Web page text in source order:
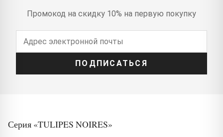
Промокод на скидку 10% на первую покупку
ПОДПИСАТЬСЯ
Серия «TULIPES NOIRES»